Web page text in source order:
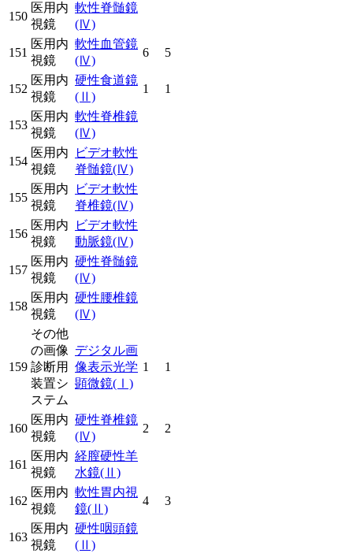
150
医用内
視鏡
軟性脊髄鏡
(Ⅳ)
151
医用内
視鏡
軟性血管鏡
(Ⅳ)
6 5
152
医用内
視鏡
硬性食道鏡
(Ⅱ)
1 1
153
医用内
視鏡
軟性脊椎鏡
(Ⅳ)
154
医用内
視鏡
ビデオ軟性
脊髄鏡(Ⅳ)
155
医用内
視鏡
ビデオ軟性
脊椎鏡(Ⅳ)
156
医用内
視鏡
ビデオ軟性
動脈鏡(Ⅳ)
157
医用内
視鏡
硬性脊髄鏡
(Ⅳ)
158
医用内
視鏡
硬性腰椎鏡
(Ⅳ)
159
その他
の画像
診断用
装置シ
ステム
デジタル画
像表示光学
顕微鏡(Ⅰ)
1 1
160
医用内
視鏡
硬性脊椎鏡
(Ⅳ)
2 2
161
医用内
視鏡
経膣硬性羊
水鏡(Ⅱ)
162
医用内
視鏡
軟性胃内視
鏡(Ⅱ)
4 3
163
医用内
視鏡
硬性咽頭鏡
(Ⅱ)